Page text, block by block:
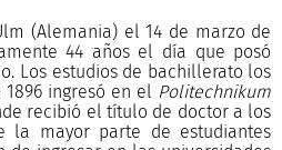
(Alemania) el 14 de marzo de
44 años el día que posó
Los estudios de bachillerato los
ingresó en el Politechnikum
recibió el título de doctor a los
la mayor parte de estudiantes